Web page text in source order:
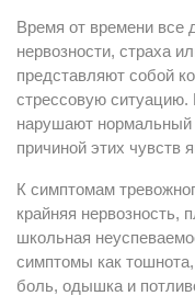
Время от времени все
нервозности, страха
представляют собой
стрессовую ситуацию.
нарушают нормальный
причиной этих чувств
К симптомам
крайняя нервозность,
школьная
симптомы как
боль, одышка и